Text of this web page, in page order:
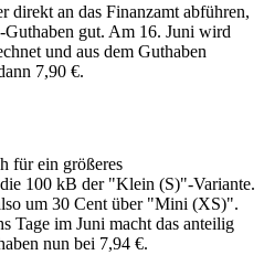
direkt an das Finanzamt abführen,
gut. Am 16. Juni wird
und aus dem Guthaben
7,90 €.
für ein größeres
100 kB der "Klein (S)"-Variante.
um 30 Cent über "Mini (XS)".
Tage im Juni macht das anteilig
nun bei 7,94 €.